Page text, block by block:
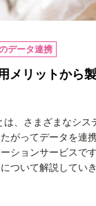
データ連携
メリットから
は、さまざまなシス
がってデータを連
ションサービスで
ついて解説していき